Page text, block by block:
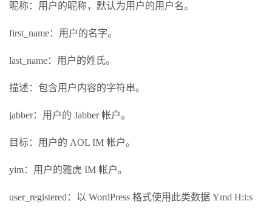
昵称：用户的昵称，默认为用户的用户名。
first_name：用户的名字。
last_name：用户的姓氏。
描述：包含用户内容的字符串。
jabber：用户的 Jabber 帐户。
目标：用户的 AOL IM 帐户。
yim：用户的雅虎 IM 帐户。
user_registered：以 WordPress 格式使用此类数据 Ymd H:i:s